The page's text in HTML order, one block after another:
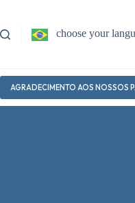
o
conteúdo
choose your
AGRADECIMENTO AOS NOSSOS